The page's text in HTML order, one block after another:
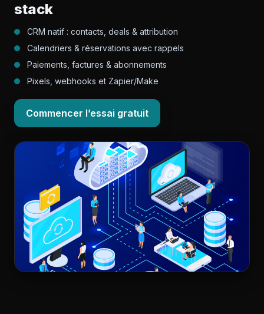
stack
CRM natif : contacts, deals & attribution
Calendriers & réservations avec rappels
Paiements, factures & abonnements
Pixels, webhooks et Zapier/Make
Commencer l’essai gratuit